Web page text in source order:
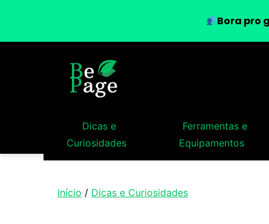
Dicas e
Curiosidades
Ferramentas e
Equipamentos
Início / Dicas e Curiosidades
Bora pro